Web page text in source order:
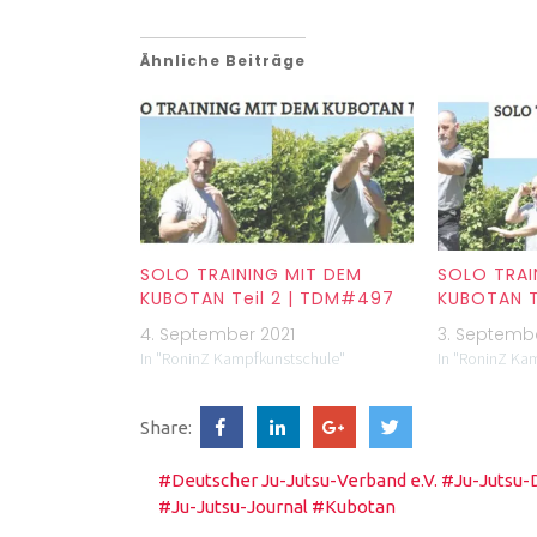
Ähnliche Beiträge
SOLO TRAINING MIT DEM
KUBOTAN Teil 2 | TDM#497
4. September 2021
In "RoninZ Kampfkunstschule"
SOLO
3.
In "RoninZ
Share:
#Deutscher Ju-Jutsu-Verband e.V. #Ju-Jutsu-
#Ju-Jutsu-Journal #Kubotan